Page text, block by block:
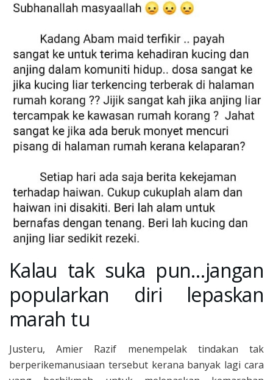
Kalau tak suka pun…jangan
popularkan diri lepaskan
marah tu
Justeru, Amier Razif menempelak tindakan tak
berperikemanusiaan tersebut kerana banyak lagi cara